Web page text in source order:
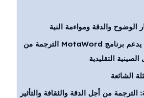
7. كيف يدعم برنامج MotaWord الترجمة من
الصينية التقليدية
الترجمة من أجل الدقة والثقافة والتأثير